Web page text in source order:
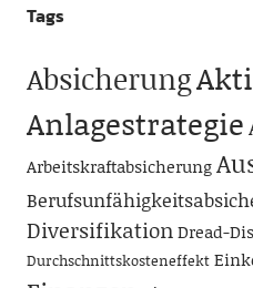
Tags
Absicherung
Anlagestrategie
Arbeitskraftabsicherung
DiversifikationDread-
Durchschnittskosteneffekt